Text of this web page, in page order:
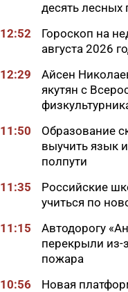
десять лесных
12:52
Гороскоп на
августа 2026
12:29
Айсен
якутян с
11:50
Образование
выучить язык
полпути
11:35
Российские
учиться по
11:15
Автодорогу
перекрыли из-
пожара
10:56
Новая